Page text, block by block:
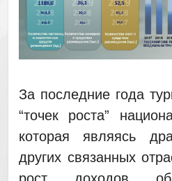
За последние года
“точек роста”
которая являясь
других связанных